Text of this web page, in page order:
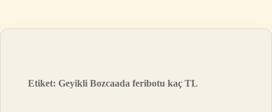
Etiket:Geyikli Bozcaada feribotu kaç TL